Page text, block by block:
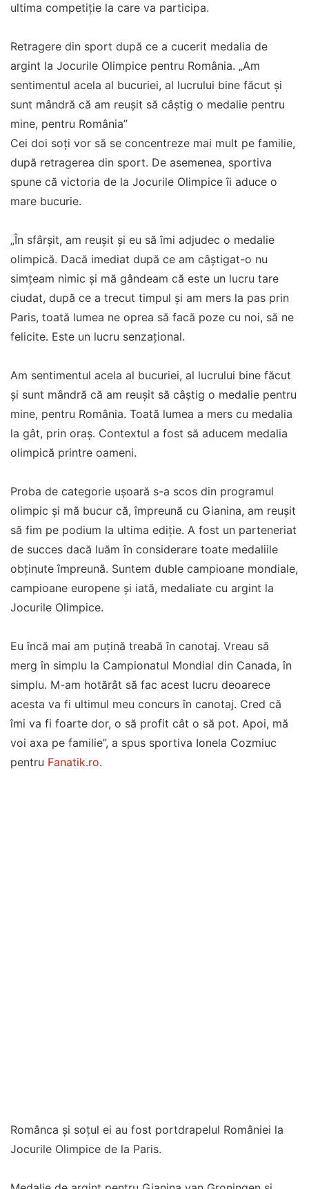
ultima competiţie la care va participa.
Retragere din sport după ce a cucerit medalia de
argint la Jocurile Olimpice pentru România. „Am
sentimentul acela al bucuriei, al lucrului bine făcut şi
sunt mândră că am reuşit să câştig o medalie pentru
mine, pentru România”
Cei doi soți vor să se concentreze mai mult pe familie,
după retragerea din sport. De asemenea, sportiva
spune că victoria de la Jocurile Olimpice îi aduce o
mare bucurie.
„În sfârşit, am reuşit şi eu să îmi adjudec o medalie
olimpică. Dacă imediat după ce am câştigat-o nu
simţeam nimic şi mă gândeam că este un lucru tare
ciudat, după ce a trecut timpul şi am mers la pas prin
Paris, toată lumea ne oprea să facă poze cu noi, să ne
felicite. Este un lucru senzaţional.
Am sentimentul acela al bucuriei, al lucrului bine făcut
şi sunt mândră că am reuşit să câştig o medalie pentru
mine, pentru România. Toată lumea a mers cu medalia
la gât, prin oraş. Contextul a fost să aducem medalia
olimpică printre oameni.
Proba de categorie uşoară s-a scos din programul
olimpic şi mă bucur că, împreună cu Gianina, am reuşit
să fim pe podium la ultima ediţie. A fost un parteneriat
de succes dacă luăm în considerare toate medaliile
obţinute împreună. Suntem duble campioane mondiale,
campioane europene şi iată, medaliate cu argint la
Jocurile Olimpice.
Eu încă mai am puţină treabă în canotaj. Vreau să
merg în simplu la Campionatul Mondial din Canada, în
simplu. M-am hotărât să fac acest lucru deoarece
acesta va fi ultimul meu concurs în canotaj. Cred că
îmi va fi foarte dor, o să profit cât o să pot. Apoi, mă
voi axa pe familie”, a spus sportiva Ionela Cozmiuc
pentru Fanatik.ro.
Românca și soțul ei au fost portdrapelul României la
Jocurile Olimpice de la Paris.